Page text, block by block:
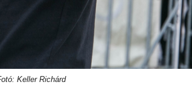
Keller Richárd